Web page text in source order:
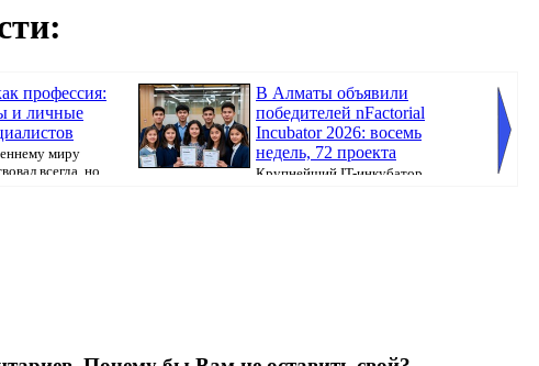
профессия:
и личные
миру
всегда, но
В Алматы объявили
победителей nFactorial
Incubator 2026: восемь
недель, 72 проекта
Крупнейший IT-инкубатор